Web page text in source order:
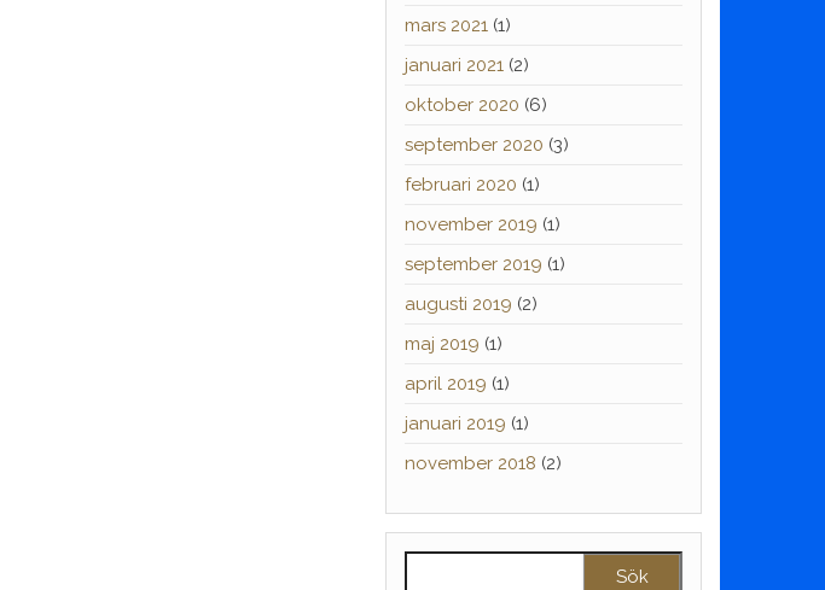
mars 2021(1)
januari 2021(2)
oktober 2020 (6)
september 2020 (3)
februari 2020 (1)
november 2019 (1)
september 2019 (1)
augusti 2019 (2)
maj 2019 (1)
april 2019 (1)
januari 2019 (1)
november 2018 (2)